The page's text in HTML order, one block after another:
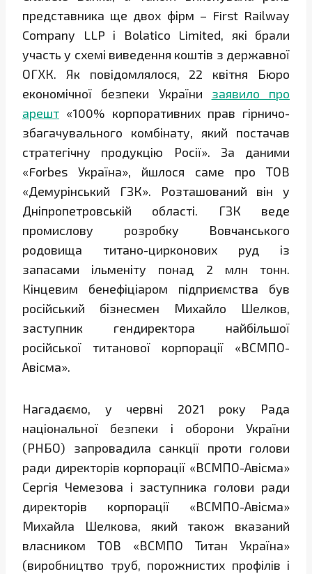
представника ще двох фірм – First Railway
Company LLP і Bolatico Limited, які брали
участь у схемі виведення коштів з державної
ОГХК. Як повідомлялося, 22 квітня Бюро
економічної безпеки України заявило про
арешт «100% корпоративних прав гірничо-
збагачувального комбінату, який постачав
стратегічну продукцію Росії». За даними
«Forbes Україна», йшлося саме про ТОВ
«Демурінський ГЗК». Розташований він у
Дніпропетровській області. ГЗК веде
промислову розробку Вовчанського
родовища титано-цирконових руд із
запасами ільменіту понад 2 млн тонн.
Кінцевим бенефіціаром підприємства був
російський бізнесмен Михайло Шелков,
заступник гендиректора найбільшої
російської титанової корпорації «ВСМПО-
Авісма».
Нагадаємо, у червні 2021 року Рада
національної безпеки і оборони України
(РНБО) запровадила санкції проти голови
ради директорів корпорації «ВСМПО-Авісма»
Сергія Чемезова і заступника голови ради
директорів корпорації «ВСМПО-Авісма»
Михайла Шелкова, який також вказаний
власником ТОВ «ВСМПО Титан Україна»
(виробництво труб, порожнистих профілів і